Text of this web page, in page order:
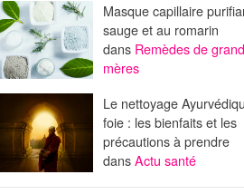
Masque capillaire
sauge et au romarin
dans Remèdes de
mères
Le nettoyage
foie : les bienfaits et les
précautions à prendre
dansActu santé